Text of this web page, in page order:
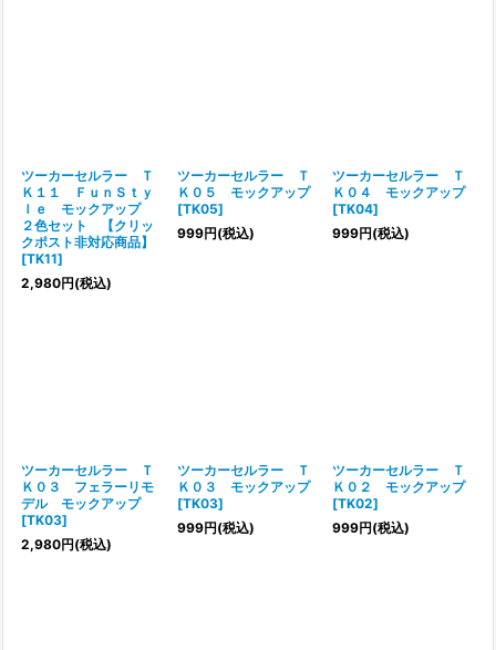
ツーカーセルラー Ｔ
Ｋ１１ ＦｕｎＳｔｙ
ｌｅ モックアップ
２色セット 【クリッ
クポスト非対応商品】
[TK11]
2,980円(税込)
ツーカーセルラー Ｔ
Ｋ０５ モックアップ
[TK05]
999円(税込)
ツーカーセルラー Ｔ
Ｋ０４ モックアップ
[TK04]
999円(税込)
ツーカーセルラー Ｔ
Ｋ０３ フェラーリモ
デル モックアップ
[TK03]
2,980円(税込)
ツーカーセルラー Ｔ
Ｋ０３ モックアップ
[TK03]
999円(税込)
ツーカーセルラー Ｔ
Ｋ０２ モックアップ
[TK02]
999円(税込)